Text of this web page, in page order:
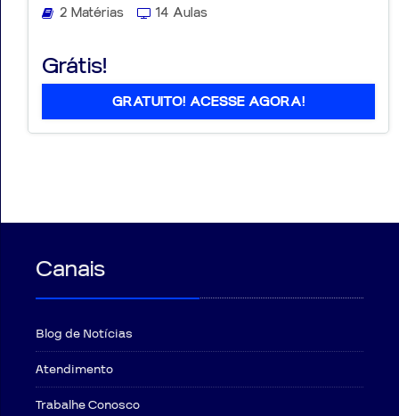
2 Matérias 14 Aulas
Grátis!
GRATUITO! ACESSE AGORA!
Canais
Blog de Notícias
Atendimento
Trabalhe Conosco